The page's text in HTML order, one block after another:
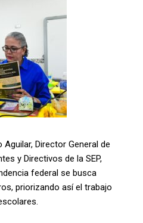
Director General de
y Directivos de la SEP,
federal se busca
priorizando así el trabajo